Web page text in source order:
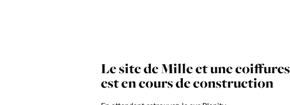
Le site de Mille et une coiffures
est en cours de construction